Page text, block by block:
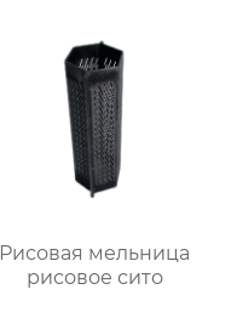
Рисовая мельница
рисовое сито